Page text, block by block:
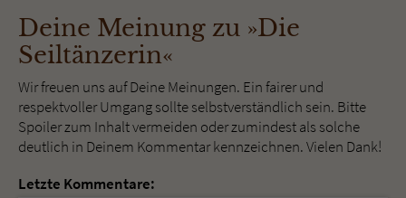
Deine Meinung zu »Die
Seiltänzerin«
Wir freuen uns auf Deine Meinungen. Ein fairer und
respektvoller Umgang sollte selbstverständlich sein. Bitte
Spoiler zum Inhalt vermeiden oder zumindest als solche
deutlich in Deinem Kommentar kennzeichnen. Vielen Dank!
Letzte Kommentare: